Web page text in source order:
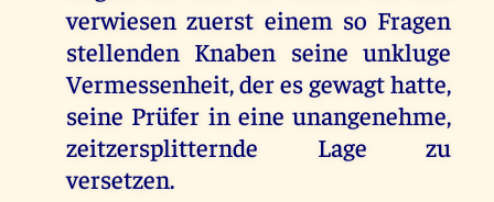
verwiesen zuerst einem so Fragen
stellenden Knaben seine unkluge
Vermessenheit, der es gewagt hatte,
seine Prüfer in eine unangenehme,
zeitzersplitternde Lage zu
versetzen.